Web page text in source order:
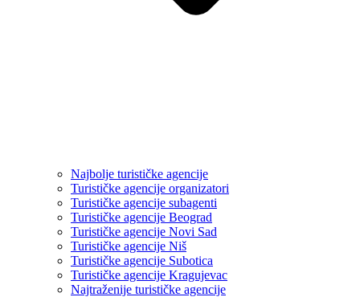
Najbolje turističke agencije
Turističke agencije organizatori
Turističke agencije subagenti
Turističke agencije Beograd
Turističke agencije Novi Sad
Turističke agencije Niš
Turističke agencije Subotica
Turističke agencije Kragujevac
Najtraženije turističke agencije